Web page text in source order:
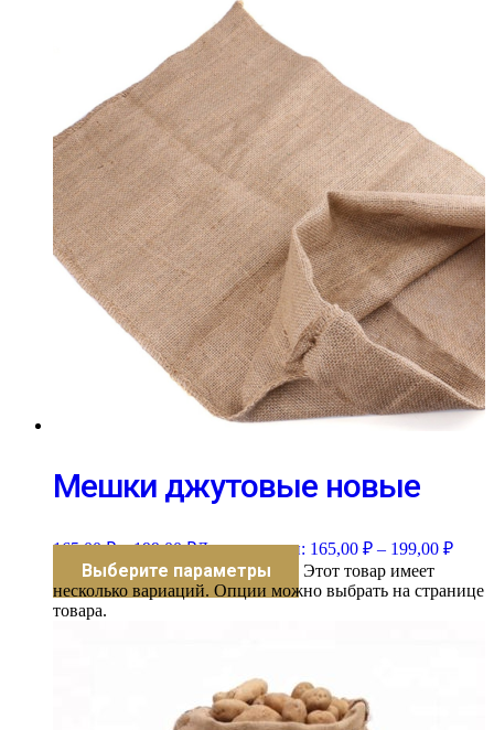
Мешки джутовые новые
165,00₽ – 199,00₽Диапазон цен: 165,00 ₽ – 199,00 ₽
Выберите параметры
Этот товар имеет
несколько вариаций. Опции можно выбрать на странице
товара.